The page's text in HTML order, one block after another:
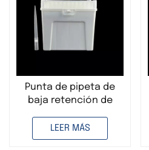
Punta de pipeta de
baja retención de
desechable, con
filtro, para uso en
LEER MÁS